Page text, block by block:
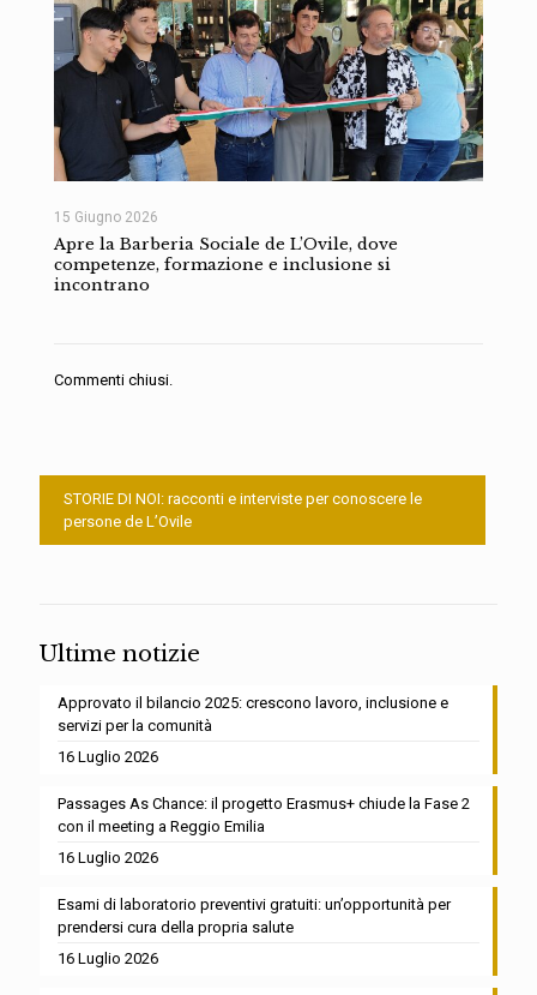
15 Giugno 2026
Apre la Barberia Sociale de L’Ovile, dove
competenze, formazione e inclusione si
incontrano
Commenti chiusi.
STORIE DI NOI: racconti e interviste per conoscere le
persone de L’Ovile
Ultime notizie
Approvato il bilancio 2025: crescono lavoro, inclusione e
servizi per la comunità
16 Luglio 2026
Passages As Chance: il progetto Erasmus+ chiude la Fase 2
con il meeting a Reggio Emilia
16 Luglio 2026
Esami di laboratorio preventivi gratuiti: un’opportunità per
prendersi cura della propria salute
16 Luglio 2026